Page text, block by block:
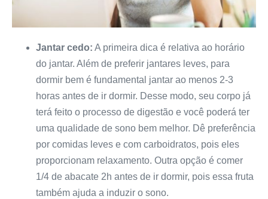
Jantar cedo: A primeira dica é relativa ao horário
do jantar. Além de preferir jantares leves, para
dormir bem é fundamental jantar ao menos 2-3
horas antes de ir dormir. Desse modo, seu corpo já
terá feito o processo de digestão e você poderá ter
uma qualidade de sono bem melhor. Dê preferência
por comidas leves e com carboidratos, pois eles
proporcionam relaxamento. Outra opção é comer
1/4 de abacate 2h antes de ir dormir, pois essa fruta
também ajuda a induzir o sono.